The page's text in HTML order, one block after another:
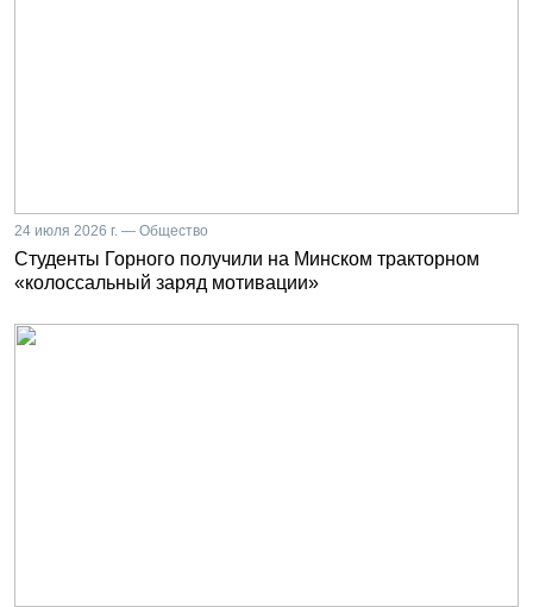
24 июля 2026 г. — Общество
Студенты Горного получили на Минском тракторном
«колоссальный заряд мотивации»